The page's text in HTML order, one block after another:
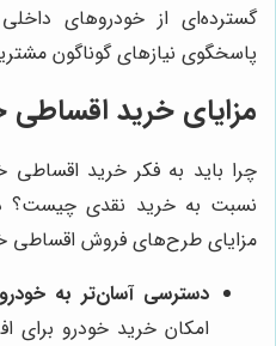
گسترده‌ای از خودروهای
پاسخگوی نیازهای گوناگون
مزایای خرید اقساطی
چرا باید به فکر خرید اقساطی
نسبت به خرید نقدی چیست؟
مزایای طرح‌های فروش اقساطی
دسترسی آسان‌تر به
امکان خرید خودرو برای